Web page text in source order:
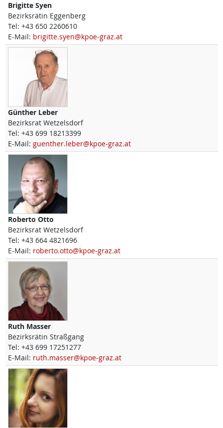
Brigitte Syen
Bezirksrätin Eggenberg
Tel: +43 650 2260610
E-Mail: brigitte.syen@kpoe-graz.at
Günther Leber
Bezirksrat Wetzelsdorf
Tel: +43 699 18213399
E-Mail: guenther.leber@kpoe-graz.at
Roberto Otto
Bezirksrat Wetzelsdorf
Tel: +43 664 4821696
E-Mail: roberto.otto@kpoe-graz.at
Ruth Masser
Bezirksrätin Straßgang
Tel: +43 699 17251277
E-Mail: ruth.masser@kpoe-graz.at